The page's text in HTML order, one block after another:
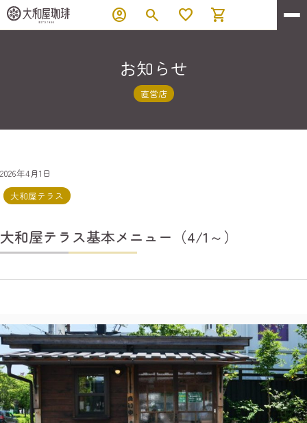
account_circle search favorite shopping_cart
お知らせ
直営店
2026年4月1日
大和屋テラス
大和屋テラス基本メニュー（4/1～）